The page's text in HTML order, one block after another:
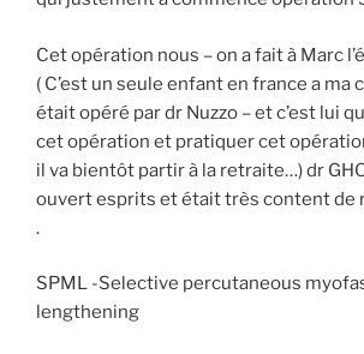
Cet opération nous – on a fait à Marc
( C’est un seule enfant en france a ma
était opéré par dr Nuzzo – et c’est lui
cet opération et pratiquer cet
il va bientôt partir à la retraite…) dr
ouvert esprits et était très content de
.
SPML -Selective percutaneous
lengthening